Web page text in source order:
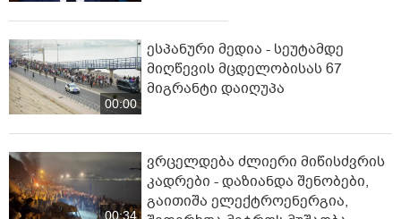
00:00
ესპანური მედია - სეუტამდე
მიღწევის მცდელობისას 67
მიგრანტი დაიღუპა
00:34
ვრცელდება ძლიერი მიწისძვრის
კადრები - დაზიანდა შენობები,
გაითიშა ელექტროენერგია,